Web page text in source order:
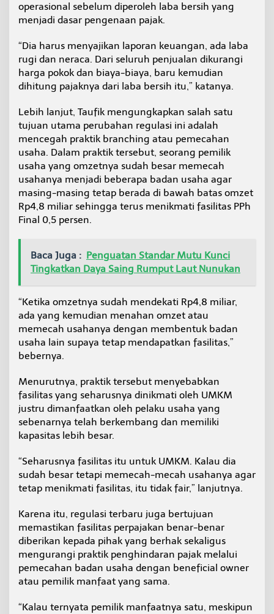
operasional sebelum diperoleh laba bersih yang
menjadi dasar pengenaan pajak.
“Dia harus menyajikan laporan keuangan, ada laba
rugi dan neraca. Dari seluruh penjualan dikurangi
harga pokok dan biaya-biaya, baru kemudian
dihitung pajaknya dari laba bersih itu,” katanya.
Lebih lanjut, Taufik mengungkapkan salah satu
tujuan utama perubahan regulasi ini adalah
mencegah praktik branching atau pemecahan
usaha. Dalam praktik tersebut, seorang pemilik
usaha yang omzetnya sudah besar memecah
usahanya menjadi beberapa badan usaha agar
masing-masing tetap berada di bawah batas omzet
Rp4,8 miliar sehingga terus menikmati fasilitas PPh
Final 0,5 persen.
Baca Juga : Penguatan Standar Mutu Kunci
Tingkatkan Daya Saing Rumput Laut Nunukan
“Ketika omzetnya sudah mendekati Rp4,8 miliar,
ada yang kemudian menahan omzet atau
memecah usahanya dengan membentuk badan
usaha lain supaya tetap mendapatkan fasilitas,”
bebernya.
Menurutnya, praktik tersebut menyebabkan
fasilitas yang seharusnya dinikmati oleh UMKM
justru dimanfaatkan oleh pelaku usaha yang
sebenarnya telah berkembang dan memiliki
kapasitas lebih besar.
“Seharusnya fasilitas itu untuk UMKM. Kalau dia
sudah besar tetapi memecah-mecah usahanya agar
tetap menikmati fasilitas, itu tidak fair,” lanjutnya.
Karena itu, regulasi terbaru juga bertujuan
memastikan fasilitas perpajakan benar-benar
diberikan kepada pihak yang berhak sekaligus
mengurangi praktik penghindaran pajak melalui
pemecahan badan usaha dengan beneficial owner
atau pemilik manfaat yang sama.
“Kalau ternyata pemilik manfaatnya satu, meskipun